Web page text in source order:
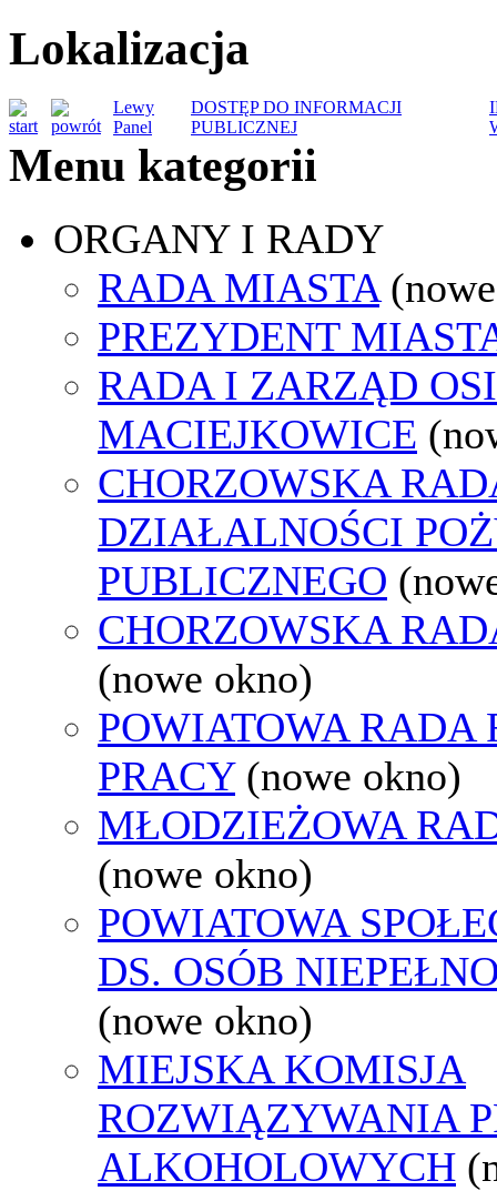
Lokalizacja
Lewy
Panel
DOSTĘP DO INFORMACJI
PUBLICZNEJ
Menu kategorii
ORGANY I RADY
RADA MIASTA
PREZYDENT
RADA I ZARZĄD
MACIEJKOWICE
CHORZOWSKA
DZIAŁALNOŚCI
PUBLICZNEGO
CHORZOWSKA
(nowe okno)
POWIATOWA RADA
PRACY (nowe okno)
MŁODZIEŻOWA
(nowe okno)
POWIATOWA
DS. OSÓB
(nowe okno)
MIEJSKA KOMISJA
ROZWIĄZYWANIA
ALKOHOLOWYCH